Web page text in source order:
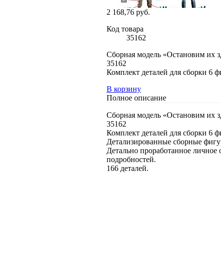
2 168,76 руб.
Код товара
35162
Сборная модель «Остановим их
35162
Комплект деталей для сборки 6
В корзину
Полное описание
Сборная модель «Остановим их
35162
Комплект деталей для сборки 6
Детализированные сборные
Детально проработанное
подробностей.
166 деталей.